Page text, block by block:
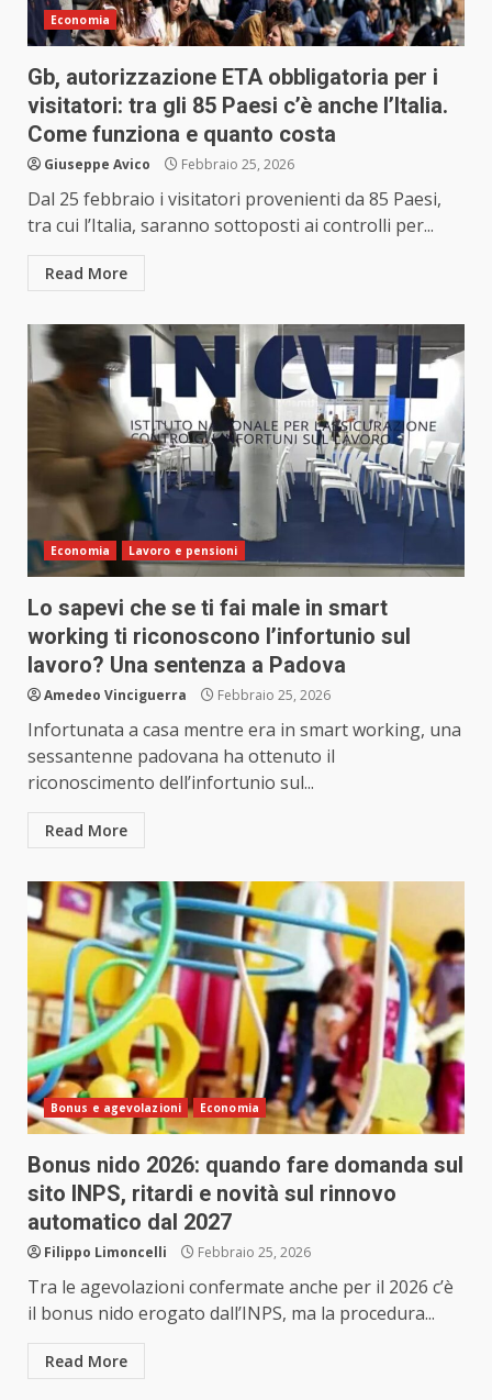
Economia
Gb, autorizzazione ETA obbligatoria per i
visitatori: tra gli 85 Paesi c’è anche l’Italia.
Come funziona e quanto costa
Giuseppe Avico Febbraio 25, 2026
Dal 25 febbraio i visitatori provenienti da 85 Paesi,
tra cui l’Italia, saranno sottoposti ai controlli per...
Read More
Economia Lavoro e pensioni
Lo sapevi che se ti fai male in smart
working ti riconoscono l’infortunio sul
lavoro? Una sentenza a Padova
Amedeo Vinciguerra Febbraio 25, 2026
Infortunata a casa mentre era in smart working, una
sessantenne padovana ha ottenuto il
riconoscimento dell’infortunio sul...
Read More
Bonus e agevolazioni Economia
Bonus nido 2026: quando fare domanda sul
sito INPS, ritardi e novità sul rinnovo
automatico dal 2027
Filippo Limoncelli Febbraio 25, 2026
Tra le agevolazioni confermate anche per il 2026 c’è
il bonus nido erogato dall’INPS, ma la procedura...
Read More